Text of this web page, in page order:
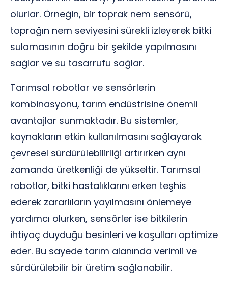
olurlar. Örneğin, bir toprak nem sensörü,
toprağın nem seviyesini sürekli izleyerek bitki
sulamasının doğru bir şekilde yapılmasını
sağlar ve su tasarrufu sağlar.
Tarımsal robotlar ve sensörlerin
kombinasyonu, tarım endüstrisine önemli
avantajlar sunmaktadır. Bu sistemler,
kaynakların etkin kullanılmasını sağlayarak
çevresel sürdürülebilirliği artırırken aynı
zamanda üretkenliği de yükseltir. Tarımsal
robotlar, bitki hastalıklarını erken teşhis
ederek zararlıların yayılmasını önlemeye
yardımcı olurken, sensörler ise bitkilerin
ihtiyaç duyduğu besinleri ve koşulları optimize
eder. Bu sayede tarım alanında verimli ve
sürdürülebilir bir üretim sağlanabilir.